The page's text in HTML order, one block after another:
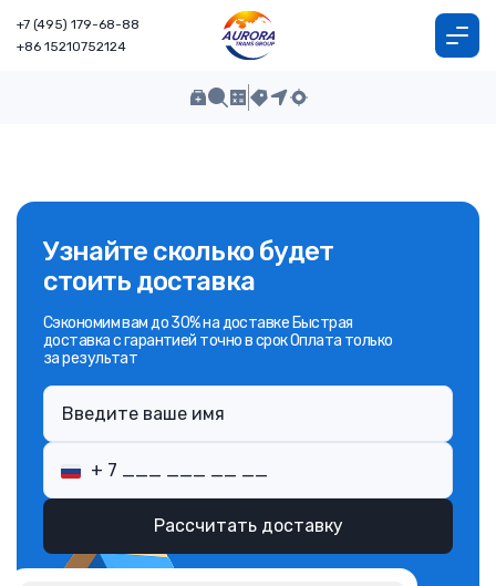
+7 (495) 179-68-88
+86 15210752124
Узнайте сколько будет
стоить доставка
Сэкономим вам до 30% на доставке Быстрая
доставка с гарантией точно в срок Оплата только
за результат
Рассчитать доставку